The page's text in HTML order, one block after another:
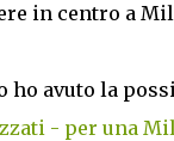
in centro a
ho avuto la
- per una